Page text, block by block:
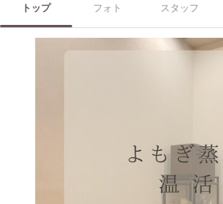
トップ フォト スタッフ